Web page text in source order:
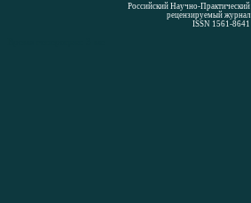
Российский Научно-Практический
рецензируемый журнал
ISSN 1561-8641